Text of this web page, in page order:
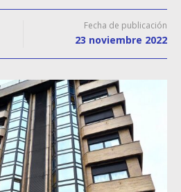
Fecha de publicación
23 noviembre 2022